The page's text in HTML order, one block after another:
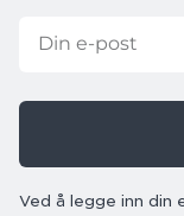
Ved å legge inn din